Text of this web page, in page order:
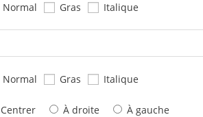
Normal Gras Italique
Normal Gras Italique
Centrer À droite À gauche